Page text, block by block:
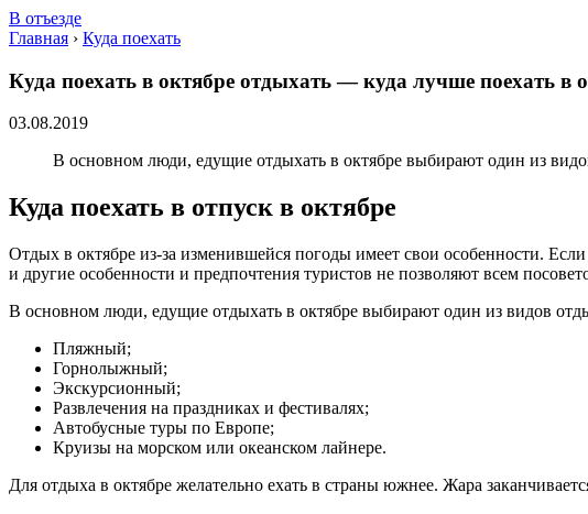
В отъезде
Главная › Куда поехать
Куда поехать в октябре отдыхать — куда лучше поехать в
03.08.2019
В основном люди, едущие отдыхать в октябре выбирают один из
Куда поехать в отпуск в октябре
Отдых в октябре из-за изменившейся погоды имеет свои особенности.
и другие особенности и предпочтения туристов не позволяют всем
В основном люди, едущие отдыхать в октябре выбирают один из видов
Пляжный;
Горнолыжный;
Экскурсионный;
Развлечения на праздниках и фестивалях;
Автобусные туры по Европе;
Круизы на морском или океанском лайнере.
Для отдыха в октябре желательно ехать в страны южнее. Жара